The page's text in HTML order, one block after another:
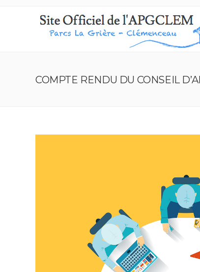
COMPTE RENDU DU CONSEIL